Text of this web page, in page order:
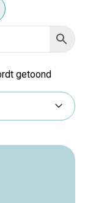
getoond